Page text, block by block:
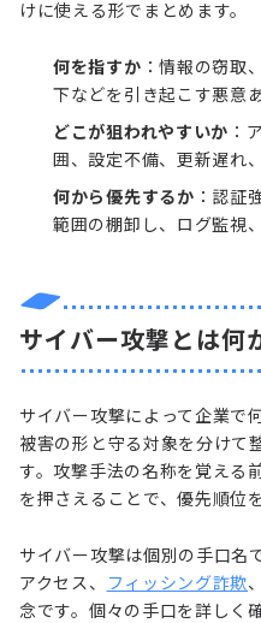
けに使える形でまとめます。
何を指すか ：情報の窃取
下などを引き起こす悪意
どこが狙われやすいか ：
囲、設定不備、更新遅れ
何から優先するか ：認証
範囲の棚卸し、ログ監視
サイバー攻撃とは何
サイバー攻撃によって企業で
被害の形と守る対象を分けて
す。攻撃手法の名称を覚える
を押さえることで、優先順位
サイバー攻撃は個別の手口名
アクセス、
フィッシング詐欺
念です。個々の手口を詳しく